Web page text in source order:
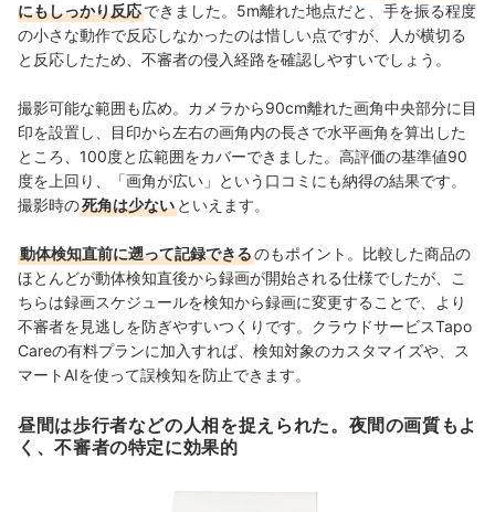
にもしっかり反応できました。5m離れた地点だと、手を振る程度
の小さな動作で反応しなかったのは惜しい点ですが、人が横切る
と反応したため、不審者の侵入経路を確認しやすいでしょう。
撮影可能な範囲も広め。カメラから90cm離れた画角中央部分に目
印を設置し、目印から左右の画角内の長さで水平画角を算出した
ところ、100度と広範囲をカバーできました。高評価の基準値90
度を上回り、
「画角が広い」という口コミにも納得の結果です。
撮影時の死角は少ない といえます。
動体検知直前に遡って記録できるのもポイント。比較した商品の
ほとんどが動体検知直後から録画が開始される仕様でしたが、こ
ちらは録画スケジュールを検知から録画に変更することで、より
不審者を見逃しを防ぎやすいつくりです。クラウドサービスTapo
Careの有料プランに加入すれば、検知対象のカスタマイズや、ス
マートAIを使って誤検知を防止できます。
昼間は歩行者などの人相を捉えられた。夜間の画質もよ
く、不審者の特定に効果的